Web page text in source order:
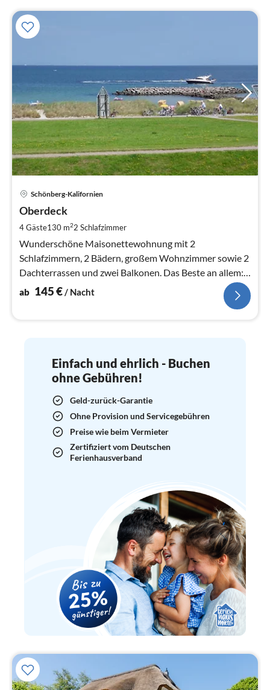
Schönberg-Kalifornien
Oberdeck
4 Gäste130 m22 Schlafzimmer
Wunderschöne Maisonettewohnung mit 2
Schlafzimmern, 2 Bädern, großem Wohnzimmer sowie 2
Dachterrassen und zwei Balkonen. Das Beste an allem:
Der schönste Meerblick des Ortes inkl.
ab 145€/ Nacht
Einfach und ehrlich - Buchen
ohne Gebühren!
Geld-zurück-Garantie
Ohne Provision und Servicegebühren
Preise wie beim Vermieter
Zertifiziert vom Deutschen
Ferienhausverband